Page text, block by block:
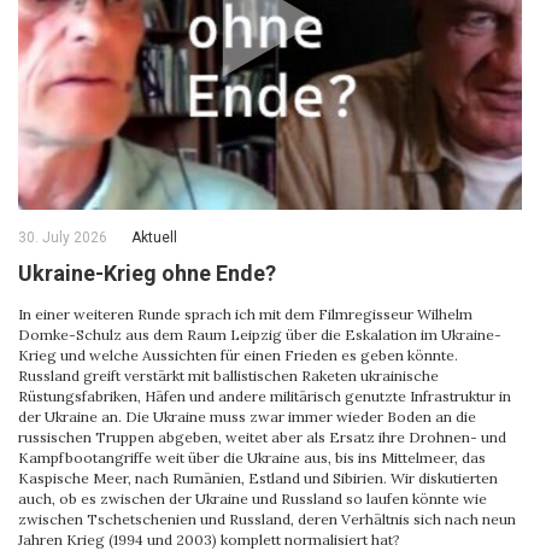
30. July 2026 Aktuell
Ukraine-Krieg ohne Ende?
In einer weiteren Runde sprach ich mit dem Filmregisseur Wilhelm
Domke-Schulz aus dem Raum Leipzig über die Eskalation im Ukraine-
Krieg und welche Aussichten für einen Frieden es geben könnte.
Russland greift verstärkt mit ballistischen Raketen ukrainische
Rüstungsfabriken, Häfen und andere militärisch genutzte Infrastruktur in
der Ukraine an. Die Ukraine muss zwar immer wieder Boden an die
russischen Truppen abgeben, weitet aber als Ersatz ihre Drohnen- und
Kampfbootangriffe weit über die Ukraine aus, bis ins Mittelmeer, das
Kaspische Meer, nach Rumänien, Estland und Sibirien. Wir diskutierten
auch, ob es zwischen der Ukraine und Russland so laufen könnte wie
zwischen Tschetschenien und Russland, deren Verhältnis sich nach neun
Jahren Krieg (1994 und 2003) komplett normalisiert hat?